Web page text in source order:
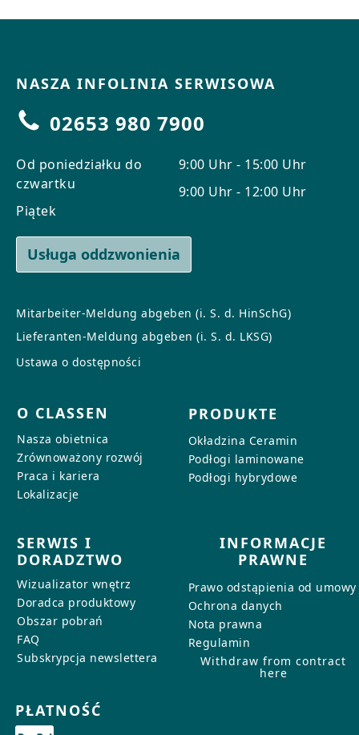
NASZA INFOLINIA SERWISOWA
02653 980 7900
Od poniedziałku do
czwartku
Piątek
9:00 Uhr - 15:00 Uhr
9:00 Uhr - 12:00 Uhr
Usługa oddzwonienia
Mitarbeiter-Meldung abgeben (i. S. d. HinSchG)
Lieferanten-Meldung abgeben (i. S. d. LKSG)
Ustawa o dostępności
O CLASSEN
Nasza obietnica
Zrównoważony rozwój
Praca i kariera
Lokalizacje
PRODUKTE
Okładzina Ceramin
Podłogi laminowane
Podłogi hybrydowe
SERWIS I
DORADZTWO
Wizualizator wnętrz
Doradca produktowy
Obszar pobrań
FAQ
Subskrypcja newslettera
INFORMACJE
PRAWNE
Prawo odstąpienia od umowy
Ochrona danych
Nota prawna
Regulamin
Withdraw from contract
here
PŁATNOŚĆ